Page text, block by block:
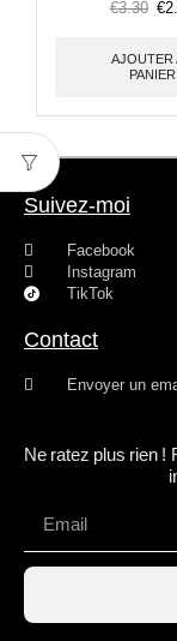
€3.30 €
AJOUTER
PANIER
Suivez-moi
Facebook
Instagram
TikTok
Contact
Envoyer un
Ne ratez plus rien !